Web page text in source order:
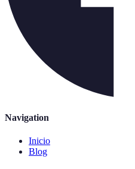
Navigation
Inicio
Blog